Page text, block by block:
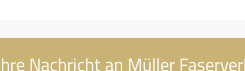
Nachricht an Müller